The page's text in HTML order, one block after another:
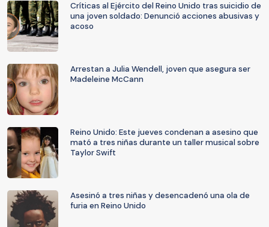
Críticas al Ejército del Reino Unido tras suicidio de
una joven soldado: Denunció acciones abusivas y
acoso
Arrestan a Julia Wendell, joven que asegura ser
Madeleine McCann
Reino Unido: Este jueves condenan a asesino que
mató a tres niñas durante un taller musical sobre
Taylor Swift
Asesinó a tres niñas y desencadenó una ola de
furia en Reino Unido